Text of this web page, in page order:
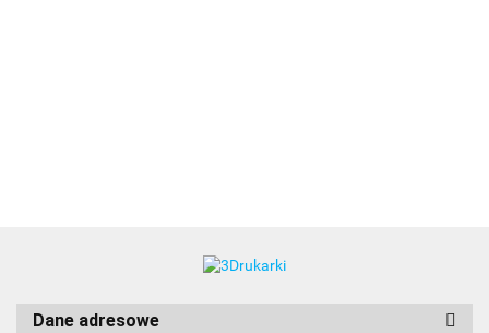
Dane adresowe